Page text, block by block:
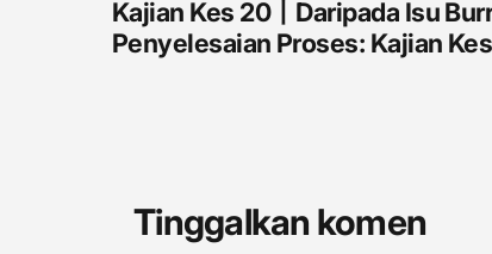
Kajian Kes 20丨Daripada Isu
Penyelesaian Proses: Kajian
Tinggalkan komen